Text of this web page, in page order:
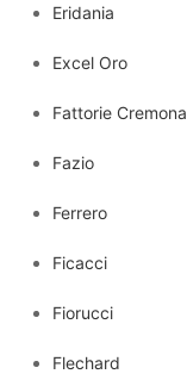
Eridania
Excel Oro
Fattorie Cremona
Fazio
Ferrero
Ficacci
Fiorucci
Flechard